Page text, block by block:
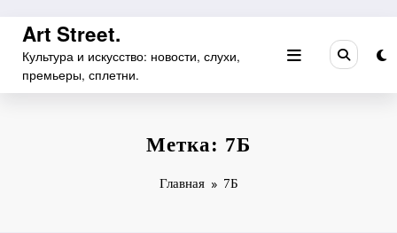
Перейти
содержимому
Art Street.
Культура и искусство: новости, слухи,
премьеры, сплетни.
Метка: 7Б
Главная 7Б